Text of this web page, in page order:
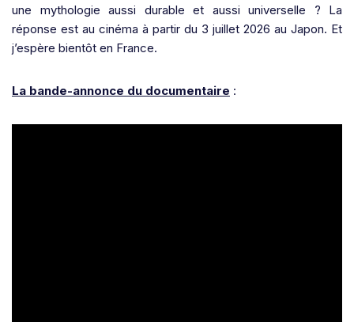
une mythologie aussi durable et aussi universelle ? La
réponse est au cinéma à partir du 3 juillet 2026 au Japon. Et
j’espère bientôt en France.
La bande-annonce du documentaire :